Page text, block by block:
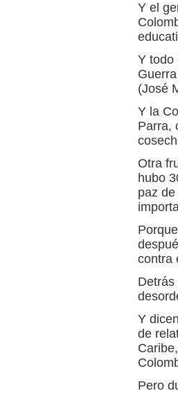
Y el
Y todo
(José
Y la
Parra,
Otra
hubo
paz
contra
Y
de
Pero